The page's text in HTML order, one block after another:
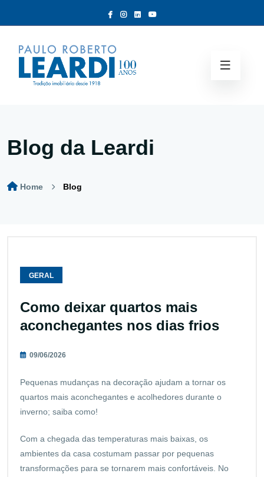
Blog da Leardi
Home Blog
GERAL
Como deixar quartos mais
aconchegantes nos dias frios
09/06/2026
Pequenas mudanças na decoração ajudam a tornar os
quartos mais aconchegantes e acolhedores durante o
inverno; saiba como!
Com a chegada das temperaturas mais baixas, os
ambientes da casa costumam passar por pequenas
transformações para se tornarem mais confortáveis. No